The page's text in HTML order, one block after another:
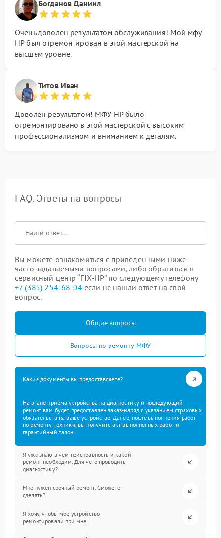
Богданов Даниил
Очень доволен результатом обслуживания! Мой мфу
HP был отремонтирован в этой мастерской на
высшем уровне.
Титов Иван
Доволен результатом! МФУ HP было
отремонтировано в этой мастерской с высоким
профессионализмом и вниманием к деталям.
FAQ. Ответы на вопросы
Вы можете ознакомиться с приведенными ниже
часто задаваемыми вопросами, либо обратиться в
сервисный центр “FIX-HP” по следующему телефону
+7 (385) 254-68-04если не нашли ответ на свой
вопрос.
Общие вопросы
Вопросы по ремонту МФУ
Какие документы вы предоставляете?
На этапе приема устройства на диагностику и последующий
ремонт вам будет предоставлен заказ-наряд с указанием страховых
обязательств на ваше устройство. Далее, после выполнения работ
по ремонту техники, вы получите акт выполненных работ и
гарантийный талон.
Я уже знаю в чем неисправность и какой
ремонт необходим. Для чего проводить
диагностику?
Мне нужен срочный ремонт. Сможете
сделать?
Я хочу, чтобы мое устройство
ремонтировали при мне.